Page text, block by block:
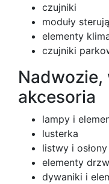
czujniki
moduły
elementy
czujniki
Nadwozie,
akcesoria
lampy i
lusterka
listwy i osłony
elementy
dywaniki i